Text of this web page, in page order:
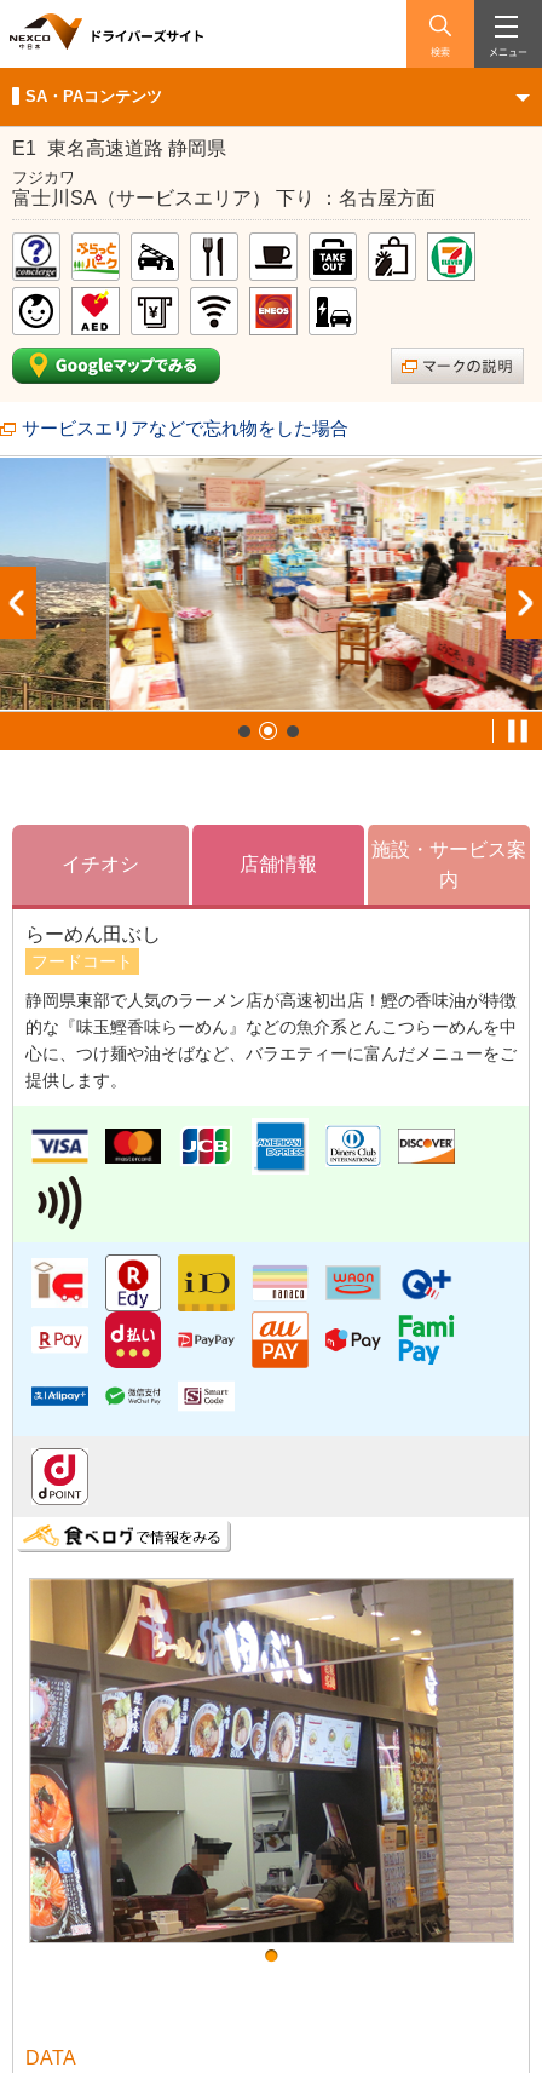
検索 メニュー
SA・PAコンテンツ
E1 東名高速道路 静岡県
フジカワ
富士川SA（サービスエリア） 下り ：名古屋方面
サービスエリアなどで忘れ物をした場合
イチオシ 店舗情報
施設・サービス案
内
らーめん田ぶし
フードコート
静岡県東部で人気のラーメン店が高速初出店！鰹の香味油が特徴
的な『味玉鰹香味らーめん』などの魚介系とんこつらーめんを中
心に、つけ麺や油そばなど、バラエティーに富んだメニューをご
提供します。
DATA